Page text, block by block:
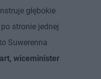
głębokie
stronie jednej
Suwerenna
wiceminister